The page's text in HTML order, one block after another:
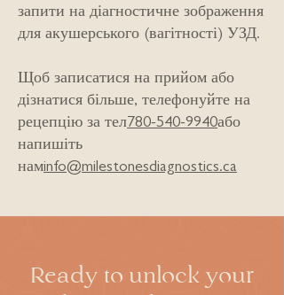
запити на діагностичне зображення
для акушерського (вагітності) УЗД.
Щоб записатися на прийом або
дізнатися більше, телефонуйте на
рецепцію за тел780-540-9940або
напишіть
намinfo@milestonesdiagnostics.ca
Ready to unlock your